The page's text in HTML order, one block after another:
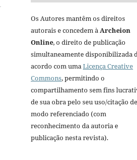
Os Autores mantêm os direitos
autorais e concedem àArcheion
Online, o direito de publicação
simultaneamente disponibilizada
acordo com umaLicença Creative
Commons, permitindo o
compartilhamento sem fins
de sua obra pelo seu uso/citação de
modo referenciado (com
reconhecimento da autoria e
publicação nesta revista).